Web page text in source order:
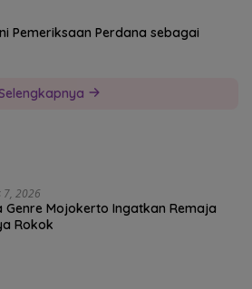
Pemeriksaan Perdana sebagai
7, 2026
Genre Mojokerto Ingatkan Remaja
Rokok